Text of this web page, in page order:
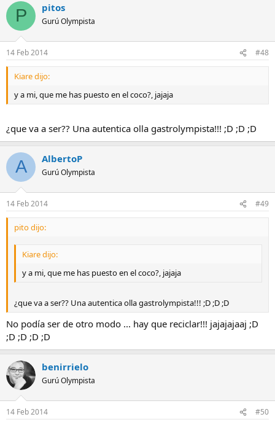
P pitos
Gurú Olympista
14 Feb 2014 #48
Kiare dijo:
y a mi, que me has puesto en el coco?, jajaja
¿que va a ser?? Una autentica olla gastrolympista!!! ;D ;D ;D
A AlbertoP
Gurú Olympista
14 Feb 2014 #49
pito dijo:
Kiare dijo:
y a mi, que me has puesto en el coco?, jajaja
¿que va a ser?? Una autentica olla gastrolympista!!! ;D ;D ;D
No podía ser de otro modo ... hay que reciclar!!! jajajajaaj ;D
;D ;D ;D ;D
benirrielo
Gurú Olympista
14 Feb 2014 #50